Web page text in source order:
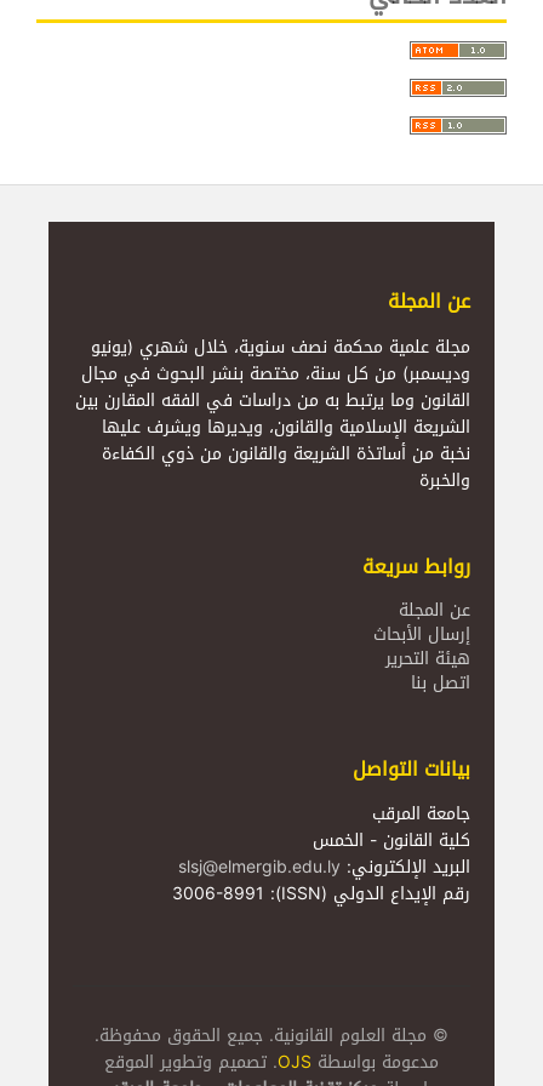
عن المجلة
مجلة علمية محكمة نصف سنوية، خلال شهري (يونيو
وديسمبر) من كل سنة، مختصة بنشر البحوث في مجال
القانون وما يرتبط به من دراسات في الفقه المقارن بين
الشريعة الإسلامية والقانون، ويديرها ويشرف عليها
نخبة من أساتذة الشريعة والقانون من ذوي الكفاءة
والخبرة
روابط سريعة
عن المجلة
إرسال الأبحاث
هيئة التحرير
اتصل بنا
بيانات التواصل
جامعة المرقب
كلية القانون - الخمس
البريد الإلكتروني: slsj@elmergib.edu.ly
رقم الإيداع الدولي (ISSN): 3006-8991
© مجلة العلوم القانونية. جميع الحقوق محفوظة.
مدعومة بواسطة OJS. تصميم وتطوير الموقع